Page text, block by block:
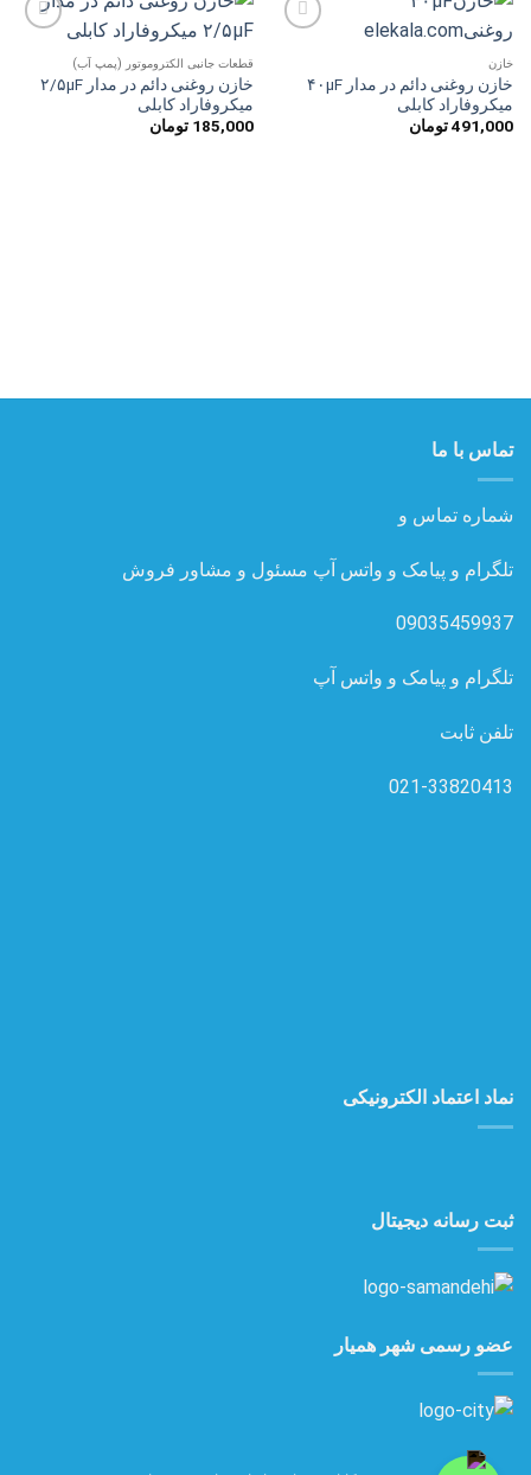
علاقه
مندی
خازن
خازن روغنی دائم در مدار ۴۰µF
میکروفاراد کابلی
491,000 تومان
علاقه
مندی
قطعات جانبی الکتروموتور (پمپ آب)
خازن روغنی دائم در مدار ۲/۵µF
میکروفاراد کابلی
185,000 تومان
تماس با ما
شماره تماس و
تلگرام و پیامک و واتس آپ مسئول و مشاور فروش
09035459937
تلگرام و پیامک و واتس آپ
تلفن ثابت
021-33820413
نماد اعتماد الکترونیکی
ثبت رسانه دیجیتال
عضو رسمی شهر همیار